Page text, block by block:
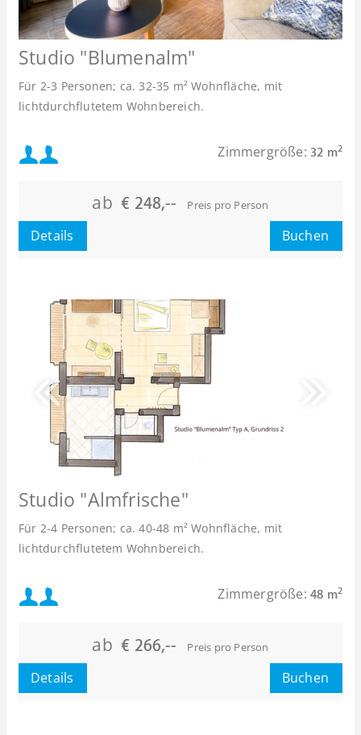
Studio "Blumenalm"
Für 2-3 Personen; ca. 32-35 m² Wohnfläche, mit
lichtdurchflutetem Wohnbereich.
Mindestbelegung:
Maximalbelegung:
oder
Zimmergröße: 32 m2
ab€ 248,-- Preis pro Person
Buchen
Details
Studio "Almfrische"
Für 2-4 Personen; ca. 40-48 m² Wohnfläche, mit
lichtdurchflutetem Wohnbereich.
Mindestbelegung:
Maximalbelegung:
Zimmergröße: 48 m2
ab€ 266,-- Preis pro Person
Buchen
Details